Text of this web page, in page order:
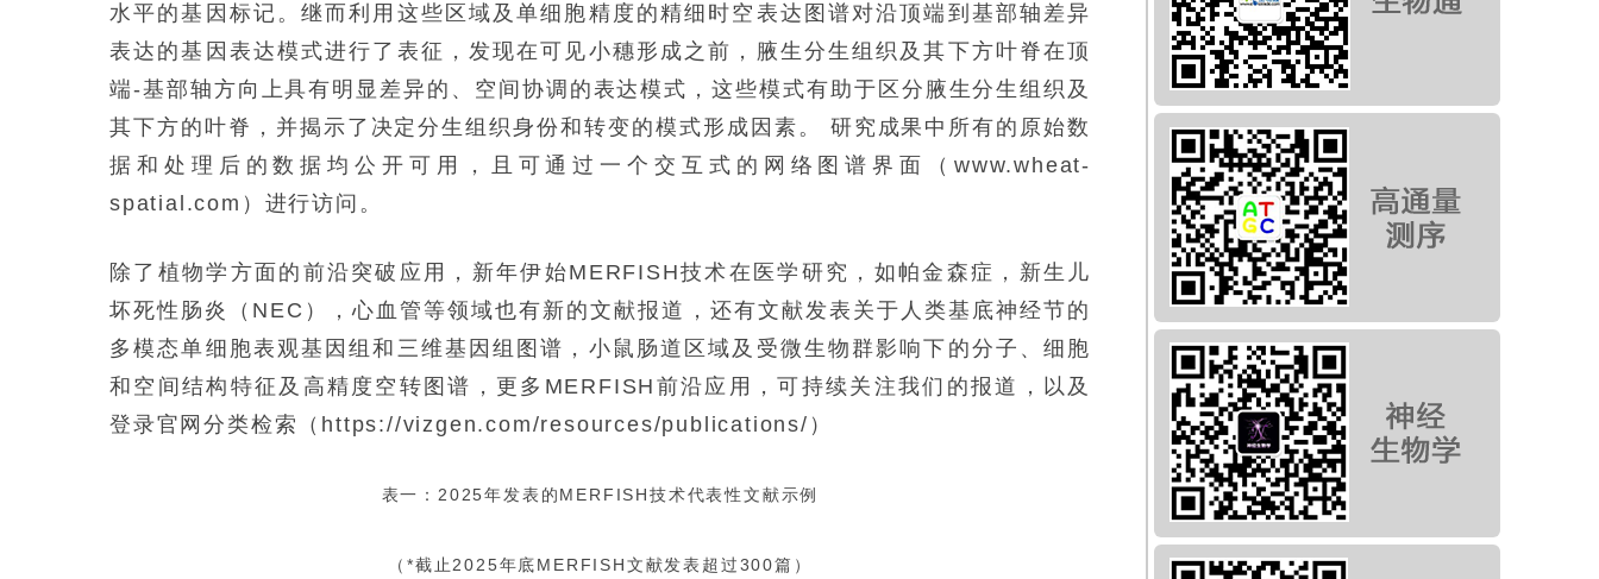
水平的基因标记。继而利用这些区域及单细胞精度的精细时空表达图谱对沿顶端到基部轴差异
表达的基因表达模式进行了表征，发现在可见小穗形成之前，腋生分生组织及其下方叶脊在顶
端-基部轴方向上具有明显差异的、空间协调的表达模式，这些模式有助于区分腋生分生组织及
其下方的叶脊，并揭示了决定分生组织身份和转变的模式形成因素。 研究成果中所有的原始数
据和处理后的数据均公开可用，且可通过一个交互式的网络图谱界面（www.wheat-
spatial.com）进行访问。
除了植物学方面的前沿突破应用，新年伊始MERFISH技术在医学研究，如帕金森症，新生儿
坏死性肠炎（NEC），心血管等领域也有新的文献报道，还有文献发表关于人类基底神经节的
多模态单细胞表观基因组和三维基因组图谱，小鼠肠道区域及受微生物群影响下的分子、细胞
和空间结构特征及高精度空转图谱，更多MERFISH前沿应用，可持续关注我们的报道，以及
登录官网分类检索（https://vizgen.com/resources/publications/）
表一：2025年发表的MERFISH技术代表性文献示例
（*截止2025年底MERFISH文献发表超过300篇）